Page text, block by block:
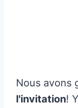
Nous avons
l'invitation!